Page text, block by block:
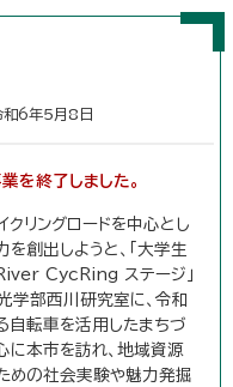
6年5月8日
を終了しました。
リングロードを中心とし
創出しようと、「大学生
CycRing ステージ」
学部西川研究室に、令和
自転車を活用したまちづ
に本市を訪れ、地域資源
めの社会実験や魅力発掘